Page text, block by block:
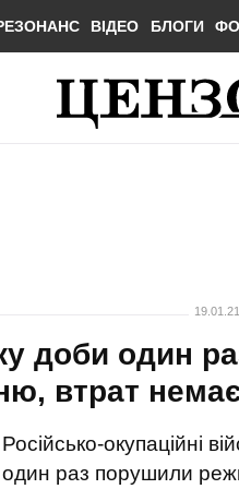
ВІДЕО БЛОГИ
доби один
втрат
Російсько-окупаційні
один раз порушили